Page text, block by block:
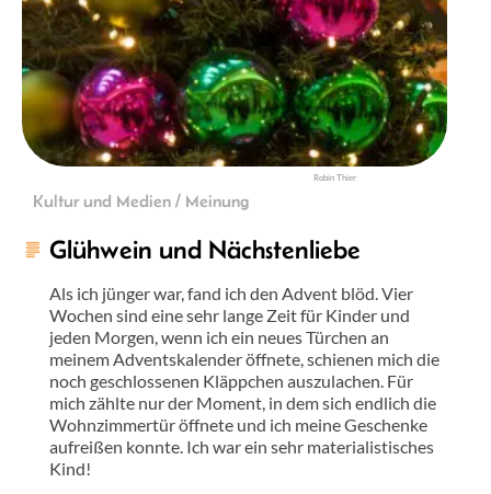
Robin Thier
Kultur und Medien / Meinung
Glühwein und Nächstenliebe
Als ich jünger war, fand ich den Advent blöd. Vier
Wochen sind eine sehr lange Zeit für Kinder und
jeden Morgen, wenn ich ein neues Türchen an
meinem Adventskalender öffnete, schienen mich die
noch geschlossenen Kläppchen auszulachen. Für
mich zählte nur der Moment, in dem sich endlich die
Wohnzimmertür öffnete und ich meine Geschenke
aufreißen konnte. Ich war ein sehr materialistisches
Kind!